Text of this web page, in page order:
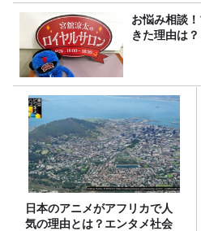
お悩み相談
きた理由は？
日本のアニメがアフリカで人
気の理由とは？エンタメ社会